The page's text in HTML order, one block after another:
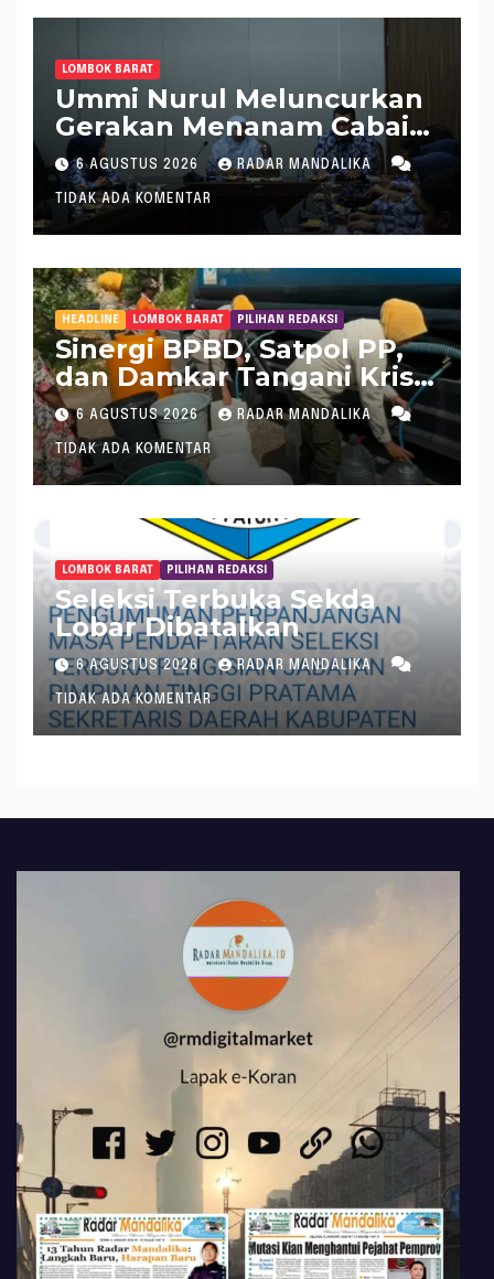
LOMBOK BARAT
Ummi Nurul Meluncurkan
Gerakan Menanam Cabai
Tangani Inflasi
6 AGUSTUS 2026 RADAR MANDALIKA
TIDAK ADA KOMENTAR
HEADLINE LOMBOK BARAT PILIHAN REDAKSI
Sinergi BPBD, Satpol PP,
dan Damkar Tangani Krisis
Air Bersih di Lobar
6 AGUSTUS 2026 RADAR MANDALIKA
TIDAK ADA KOMENTAR
LOMBOK BARAT PILIHAN REDAKSI
Seleksi Terbuka Sekda
Lobar Dibatalkan
6 AGUSTUS 2026 RADAR MANDALIKA
TIDAK ADA KOMENTAR